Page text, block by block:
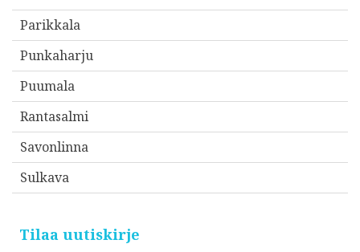
Parikkala
Punkaharju
Puumala
Rantasalmi
Savonlinna
Sulkava
Tilaa uutiskirje